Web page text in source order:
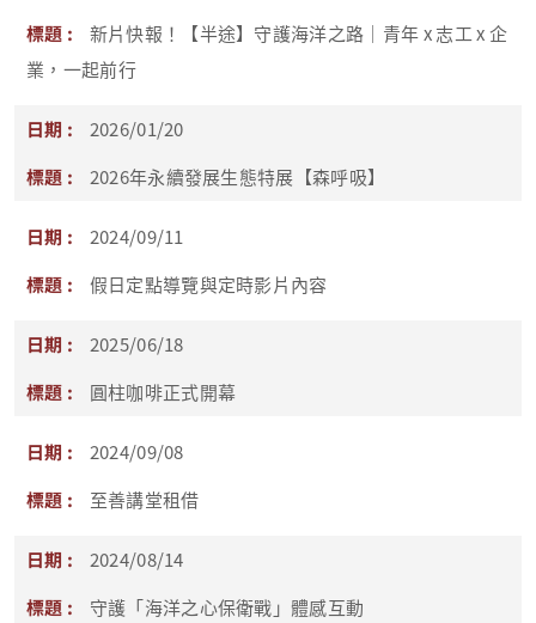
新片快報！【半途】守護海洋之路｜青年 x 志工 x 企
業，一起前行
2026/01/20
2026年永續發展生態特展【森呼吸】
2024/09/11
假日定點導覽與定時影片內容
2025/06/18
圓柱咖啡正式開幕
2024/09/08
至善講堂租借
2024/08/14
守護「海洋之心保衛戰」體感互動